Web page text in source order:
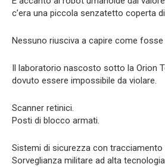
c’era una piccola senzatetto coperta
Nessuno riusciva a capire come
Il laboratorio nascosto sotto la Orion
dovuto essere impossibile da violare.
Scanner retinici.
Posti di blocco armati.
Sistemi di sicurezza con tracciamento
Sorveglianza militare ad alta